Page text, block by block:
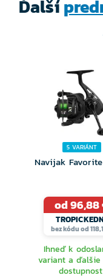
Ďalší
5 VARIÁNT
Navijak
od 96,88
bez kódu od
Ihneď k
variant a ďalšie